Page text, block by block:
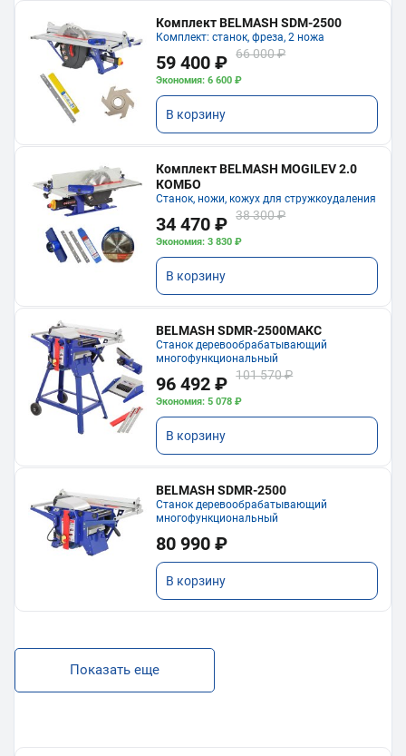
Комплект BELMASH SDM-2500
Комплект: станок, фреза, 2 ножа
59 400 ₽ 66 000 ₽
Экономия: 6 600 ₽
В корзину
Комплект BELMASH MOGILEV 2.0
КОМБО
Станок, ножи, кожух для стружкоудаления
34 470 ₽ 38 300 ₽
Экономия: 3 830 ₽
В корзину
BELMASH SDMR-2500МАКС
Станок деревообрабатывающий
многофункциональный
96 492 ₽ 101 570 ₽
Экономия: 5 078 ₽
В корзину
BELMASH SDMR-2500
Станок деревообрабатывающий
многофункциональный
80 990 ₽
В корзину
Показать еще